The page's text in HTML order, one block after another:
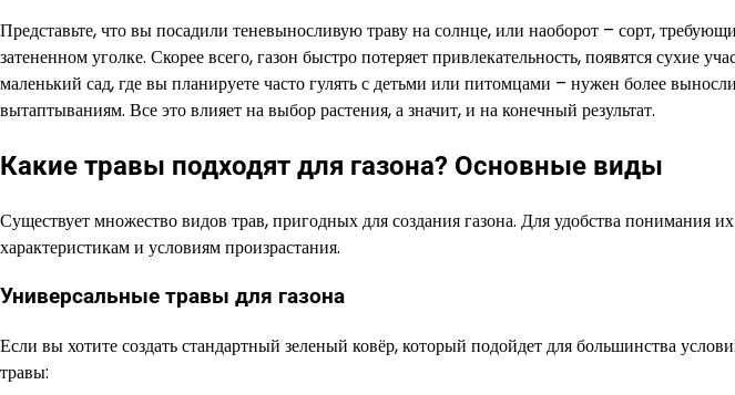
Представьте, что вы посадили теневыносливую траву на солнце, или наоборот – сорт,
затененном уголке. Скорее всего, газон быстро потеряет привлекательность, появятся сухие
маленький сад, где вы планируете часто гулять с детьми или питомцами – нужен более
вытаптываниям. Все это влияет на выбор растения, а значит, и на конечный результат.
Какие травы подходят для газона? Основные виды
Существует множество видов трав, пригодных для создания газона. Для удобства понимания
характеристикам и условиям произрастания.
Универсальные травы для газона
Если вы хотите создать стандартный зеленый ковёр, который подойдет для большинства
травы: